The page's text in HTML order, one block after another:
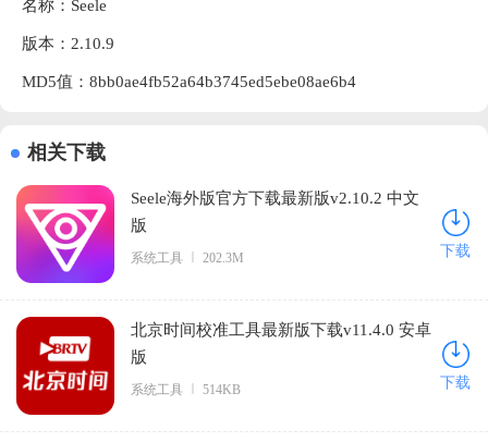
名称：Seele
版本：2.10.9
MD5值：8bb0ae4fb52a64b3745ed5ebe08ae6b4
相关下载
Seele海外版官方下载最新版v2.10.2 中文
版
系统工具 202.3M 下载
北京时间校准工具最新版下载v11.4.0 安卓
版
系统工具 514KB 下载